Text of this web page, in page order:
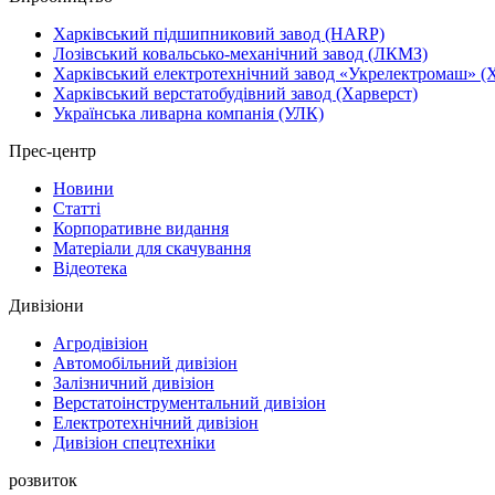
Харківський підшипниковий завод (HARP)
Лозівський ковальсько-механічний завод (ЛКМЗ)
Харківський електротехнічний завод «Укрелектромаш»
Харківський верстатобудівний завод (Харверст)
Українська ливарна компанія (УЛК)
Прес-центр
Новини
Статті
Корпоративне видання
Матеріали для скачування
Відеотека
Дивізіони
Агродівізіон
Автомобільний дивізіон
Залізничний дивізіон
Верстатоінструментальний дивізіон
Електротехнічний дивізіон
Дивізіон спецтехніки
розвиток